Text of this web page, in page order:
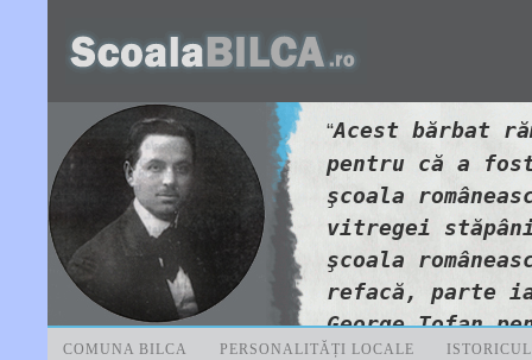
“Acest bărbat
pentru că a
şcoala
vitregei
şcoala
refacă, parte
George Tofan
COMUNA BILCA PERSONALITĂȚI LOCALE